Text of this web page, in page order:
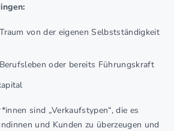
von der eigenen Selbstständigkeit
oder bereits Führungskraft
sind „Verkaufstypen“, die es
und Kunden zu überzeugen und